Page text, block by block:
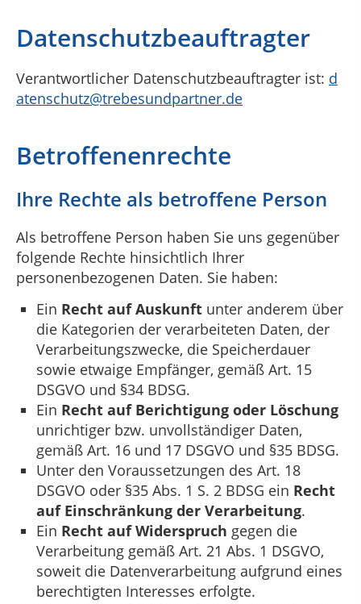
Datenschutzbeauftragter
Verantwortlicher Datenschutzbeauftragter ist: d
atenschutz@trebesundpartner.de
Betroffenenrechte
Ihre Rechte als betroffene Person
Als betroffene Person haben Sie uns gegenüber
folgende Rechte hinsichtlich Ihrer
personenbezogenen Daten. Sie haben:
Ein Recht auf Auskunft unter anderem über
die Kategorien der verarbeiteten Daten, der
Verarbeitungszwecke, die Speicherdauer
sowie etwaige Empfänger, gemäß Art. 15
DSGVO und §34 BDSG.
Ein Recht auf Berichtigung oder Löschung
unrichtiger bzw. unvollständiger Daten,
gemäß Art. 16 und 17 DSGVO und §35 BDSG.
Unter den Voraussetzungen des Art. 18
DSGVO oder §35 Abs. 1 S. 2 BDSG ein Recht
auf Einschränkung der Verarbeitung.
Ein Recht auf Widerspruch gegen die
Verarbeitung gemäß Art. 21 Abs. 1 DSGVO,
soweit die Datenverarbeitung aufgrund eines
berechtigten Interesses erfolgte.